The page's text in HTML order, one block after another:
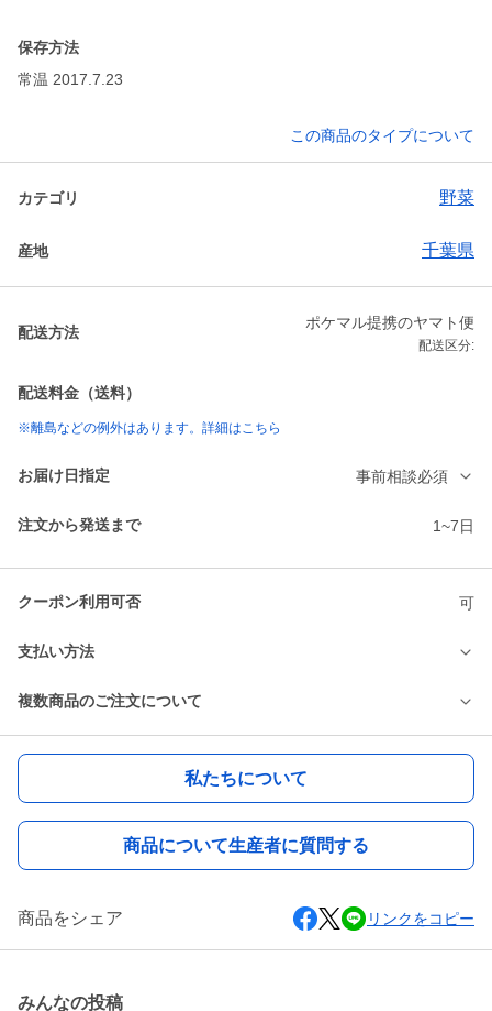
保存方法
常温 2017.7.23
この商品のタイプについて
カテゴリ 野菜
産地 千葉県
配送方法
ポケマル提携のヤマト便
配送区分:
配送料金（送料）
※離島などの例外はあります。詳細はこちら
お届け日指定 事前相談必須
注文から発送まで 1~7日
クーポン利用可否 可
支払い方法
複数商品のご注文について
私たちについて
商品について生産者に質問する
商品をシェア リンクをコピー
みんなの投稿